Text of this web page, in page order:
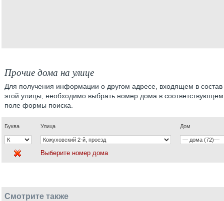
Прочие дома на улице
Для получения информации о другом адресе, входящем в состав
этой улицы, необходимо выбрать номер дома в соответствующем
поле формы поиска.
Буква Улица Дом
Выберите номер дома
Смотрите также